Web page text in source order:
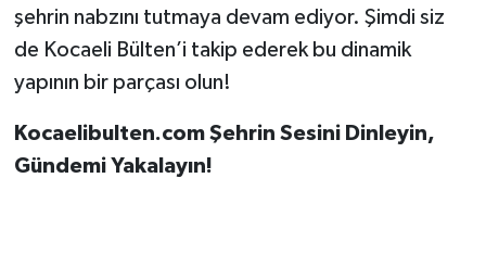
şehrin nabzını tutmaya devam ediyor. Şimdi siz
de Kocaeli Bülten’i takip ederek bu dinamik
yapının bir parçası olun!
Kocaelibulten.com Şehrin Sesini Dinleyin,
Gündemi Yakalayın!